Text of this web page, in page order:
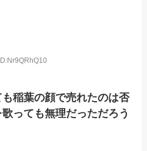
稲葉の顔で売れたのは否
っても無理だっただろう